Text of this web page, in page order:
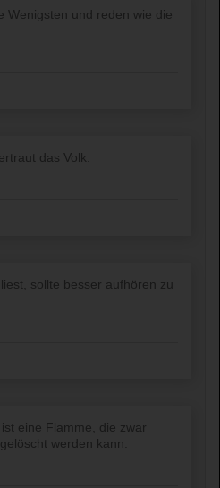
Wenigsten und reden wie die
das Volk.
sollte besser aufhören zu
eine Flamme, die zwar
werden kann.